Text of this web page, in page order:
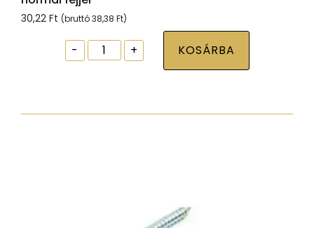
30,22 Ft (bruttó38,38 Ft)
-
Ablak
tokrögzítõ
7,5x92
+ KOSÁRBA